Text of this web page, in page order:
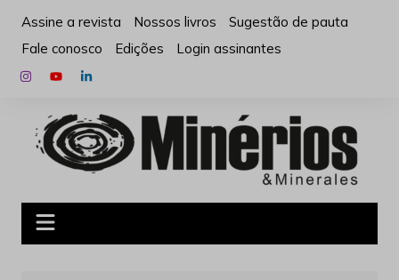
para
conteúdo
Assine a revista Nossos livros
Sugestão de pauta
Fale conosco
Edições Login assinantes